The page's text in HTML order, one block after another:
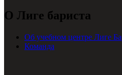
О Лиге бариста
Об учебном центре Лиге
Команда